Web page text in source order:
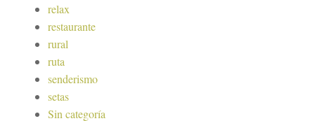
relax
restaurante
rural
ruta
senderismo
setas
Sin categoría